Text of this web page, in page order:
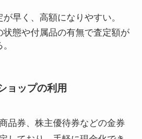
が早く、高額になりやすい。
状態や付属品の有無で査定額が
ョップの利用
品券、株主優待券などの金券